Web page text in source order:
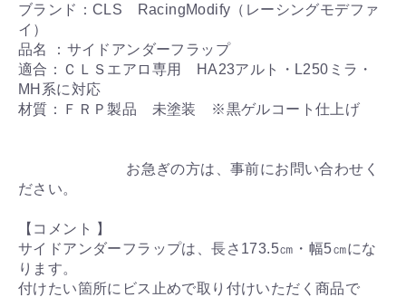
ブランド：CLS RacingModify（レーシングモデファ
イ）
品名 ：サイドアンダーフラップ
適合：ＣＬＳエアロ専用 HA23アルト・L250ミラ・
MH系に対応
材質：ＦＲＰ製品 未塗装 ※黒ゲルコート仕上げ
お急ぎの方は、事前にお問い合わせく
ださい。
【コメント 】
サイドアンダーフラップは、長さ173.5㎝・幅5㎝にな
ります。
付けたい箇所にビス止めで取り付けいただく商品で